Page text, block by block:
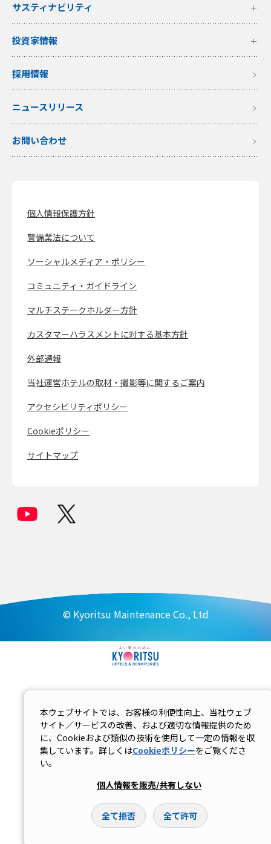
サスティナビリティ
投資家情報
採用情報
ニュースリリース
お問い合わせ
個人情報保護方針
警備業法について
ソーシャルメディア・ポリシー
コミュニティ・ガイドライン
マルチステークホルダー方針
カスタマーハラスメントに対する基本方針
外部通報
当社運営ホテルの取材・撮影等に関するご案内
アクセシビリティポリシー
Cookieポリシー
サイトマップ
© Kyoritsu Maintenance Co., Ltd
本ウェブサイトでは、お客様の利便性向上、当社ウェブ
サイト／サービスの改善、および適切な情報提供のため
に、Cookieおよび類似の技術を使用して一定の情報を収
集しています。詳しくはCookieポリシーをご覧くださ
い。
個人情報を販売/共有しない
全て拒否 全て許可